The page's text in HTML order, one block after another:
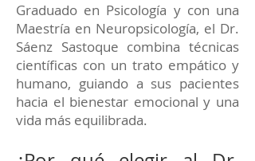
Graduado en Psicología y con una
Maestría en Neuropsicología, el Dr.
Sáenz Sastoque combina técnicas
científicas con un trato empático y
humano, guiando a sus pacientes
hacia el bienestar emocional y una
vida más equilibrada.